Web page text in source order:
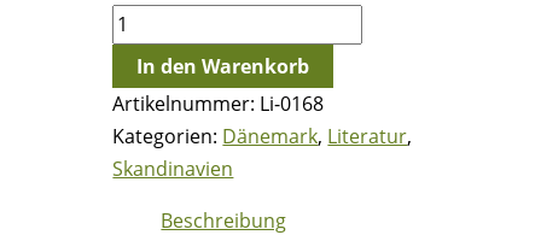
Specialkatalog
1966
Danmark,
Grønland,
Island,
Dansk
Vestindien
In den Warenkorb
Artikelnummer: Li-0168
Kategorien: Dänemark, Literatur,
Skandinavien
Beschreibung